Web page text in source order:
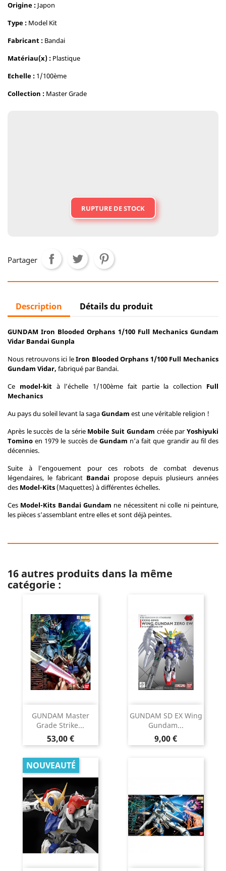
Origine : Japon
Type : Model Kit
Fabricant : Bandai
Matériau(x) : Plastique
Echelle : 1/100ème
Collection : Master Grade
RUPTURE DE STOCK
Partager
Description Détails du produit
GUNDAM Iron Blooded Orphans 1/100 Full Mechanics Gundam
Vidar Bandai Gunpla
Nous retrouvons ici leIron Blooded Orphans 1/100 Full Mechanics
Gundam Vidar, fabriqué par Bandai.
Ce model-kità l’échelle 1/100ème fait partie la collection Full
Mechanics
Au pays du soleil levant la sagaGundam est une véritable religion !
Après le succès de la série Mobile Suit Gundam créée parYoshiyuki
Tomino en 1979 le succès de Gundam n’a fait que grandir au fil des
décennies.
Suite à l’engouement pour ces robots de combat devenus
légendaires, le fabricant Bandai propose depuis plusieurs années
des Model-Kits(Maquettes) à différentes échelles.
Ces Model-Kits Bandai Gundam ne nécessitent ni colle ni peinture,
les pièces s’assemblant entre elles et sont déjà peintes.
16 autres produits dans la même
catégorie :
GUNDAM Master
Grade Strike...
Prix
53,00 €
GUNDAM SD EX Wing
Gundam...
Prix
9,00 €
NOUVEAUTÉ